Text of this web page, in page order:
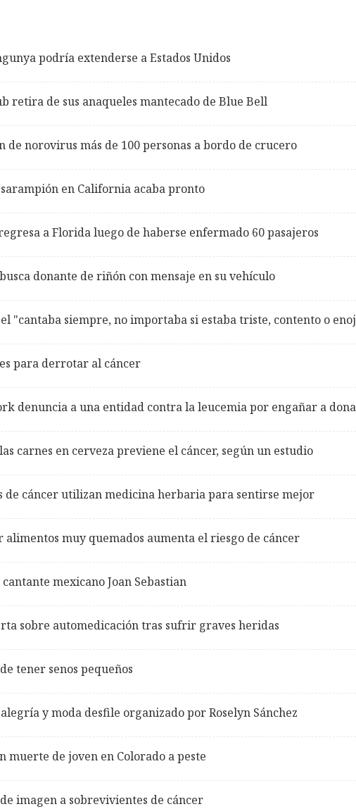
podría extenderse a Estados Unidos
retira de sus anaqueles mantecado de Blue Bell
de norovirus más de 100 personas a bordo de crucero
en California acaba pronto
a Florida luego de haberse enfermado 60 pasajeros
donante de riñón con mensaje en su vehículo
"cantaba siempre, no importaba si estaba triste, contento o
para derrotar al cáncer
denuncia a una entidad contra la leucemia por engañar a
carnes en cerveza previene el cáncer, según un estudio
de cáncer utilizan medicina herbaria para sentirse mejor
alimentos muy quemados aumenta el riesgo de cáncer
mexicano Joan Sebastian
sobre automedicación tras sufrir graves heridas
tener senos pequeños
y moda desfile organizado por Roselyn Sánchez
muerte de joven en Colorado a peste
imagen a sobrevivientes de cáncer